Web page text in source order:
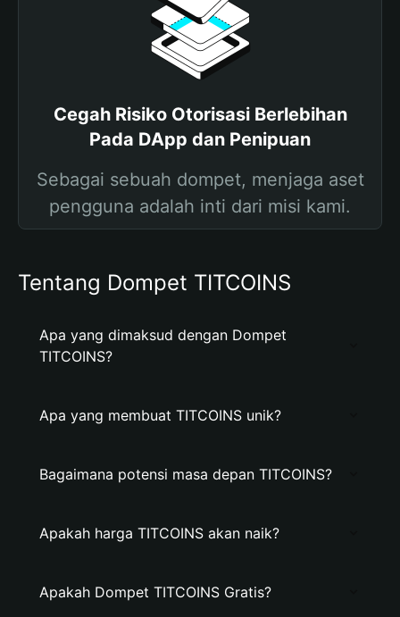
Cegah Risiko Otorisasi Berlebihan
Pada DApp dan Penipuan
Sebagai sebuah dompet, menjaga aset
pengguna adalah inti dari misi kami.
Tentang Dompet TITCOINS
Apa yang dimaksud dengan Dompet
TITCOINS?
Apa yang membuat TITCOINS unik?
Bagaimana potensi masa depan TITCOINS?
Apakah harga TITCOINS akan naik?
Apakah Dompet TITCOINS Gratis?